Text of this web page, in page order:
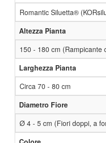
Romantic Siluetta®
Altezza Pianta
150 - 180 cm (Rampicante
Larghezza Pianta
Circa 70 - 80 cm
Diametro Fiore
Ø 4 - 5 cm (Fiori doppi, a